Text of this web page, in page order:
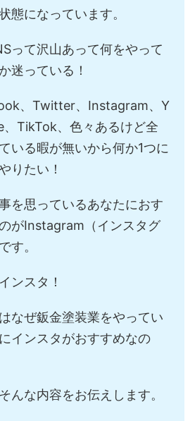
態になっています。
って沢山あって何をやって
迷っている！
、Twitter、Instagram、Y
、TikTok、色々あるけど全
いる暇が無いから何か1つに
りたい！
を思っているあなたにおす
がInstagram（インスタグ
す。
ンスタ！
なぜ鈑金塗装業をやってい
インスタがおすすめなの
んな内容をお伝えします。